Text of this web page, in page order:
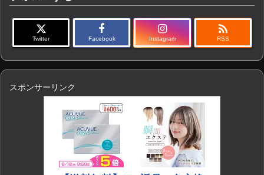
Twitter Facebook Instagram

RSS
スポンサーリンク